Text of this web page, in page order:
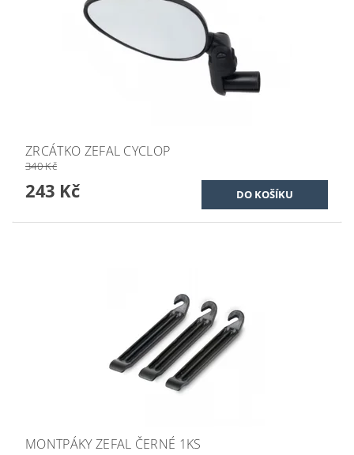
ZRCÁTKO ZEFAL CYCLOP
340 Kč
243 Kč
MONTPÁKY ZEFAL ČERNÉ 1KS